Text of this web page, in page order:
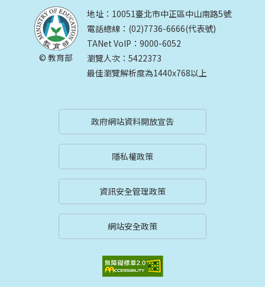
© 教育部
地址：10051臺北市中正區中山南路5號
電話總線：(02)7736-6666(代表號)
TANet VoIP：9000-6052
瀏覽人次：5422373
最佳瀏覽解析度為1440x768以上
政府網站資料開放宣告
隱私權政策
資訊安全管理政策
網站安全政策